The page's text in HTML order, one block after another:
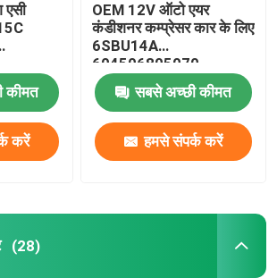
एसी
कीमत
करें
OEM 12V ऑटो एयर
कंडीशनर कम्प्रेसर कार के लिए
6SBU14A
604506805070
सबसे अच्छी कीमत
हमसे संपर्क करें
(28)